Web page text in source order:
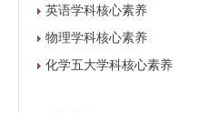
英语学科核心素养
物理学科核心素养
化学五大学科核心素养